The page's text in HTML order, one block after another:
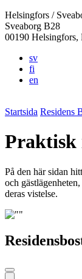
flik
flik
flik
flik
flik
Helsingfors /
Sveaborg B28
00190 Helsingfors,
sv
fi
en
Startsida Residens
På den här sidan
och
deras vistelse.
Föregående